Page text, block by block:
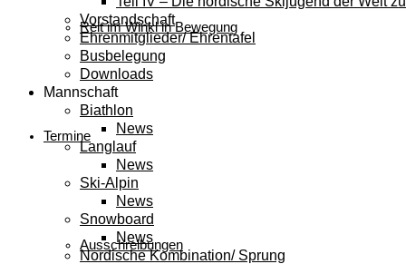
Reit im Winkl in Bewegung
Termine
Ausschreibungen
Vorstandschaft
Ehrenmitglieder/ Ehrentafel
Busbelegung
Downloads
Mannschaft
Biathlon
News
Langlauf
News
Ski-Alpin
News
Snowboard
News
Nordische Kombination/ Sprung